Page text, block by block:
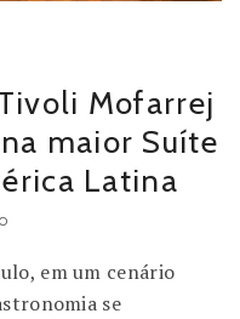
Mofarrej
maior Suíte
Latina
em um cenário
se